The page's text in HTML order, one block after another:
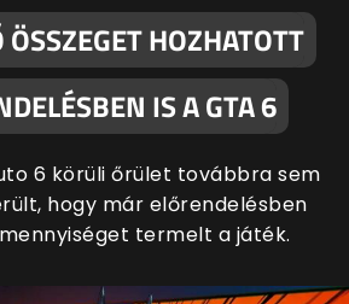
ÖSSZEGET HOZHATOTT
IS A GTA 6
6 körüli őrület továbbra sem
hogy már előrendelésben
termelt a játék.